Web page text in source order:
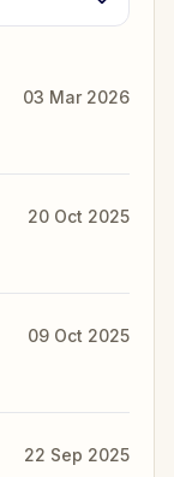
03 Mar 2026
20 Oct 2025
09 Oct 2025
22 Sep 2025